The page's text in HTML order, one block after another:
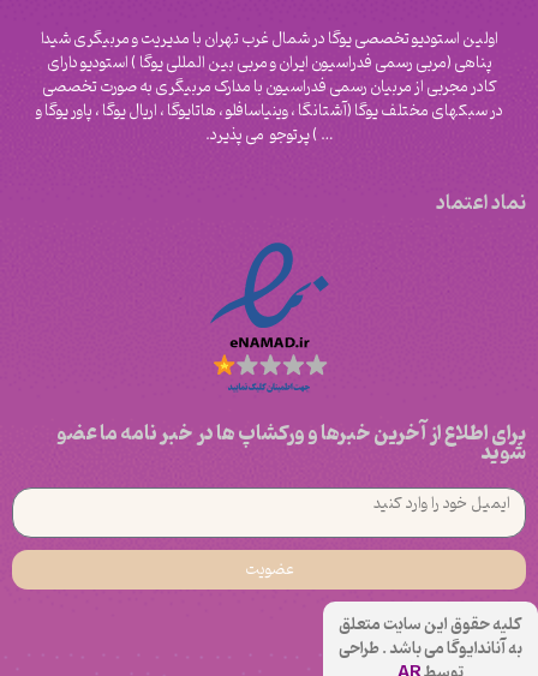
اولین استودیو تخصصی یوگا در شمال غرب تهران با مدیریت و مربیگری شیدا
پناهی (مربی رسمی فدراسیون ایران و مربی بین المللی یوگا ) استودیو دارای
کادر مجربی از مربیان رسمی فدراسیون با مدارک مربیگری به صورت تخصصی
در سبکهای مختلف یوگا (آشتانگا ، وینیاسافلو ، هاتایوگا ، اریال یوگا ، پاور یوگا و
‌… ) پرتوجو می پذیرد.
نماد اعتماد
برای اطلاع از آخرین خبرها و ورکشاپ ها در خبر نامه ما عضو
شوید
عضویت
کلیه حقوق این سایت متعلق
به آناندایوگا می باشد . طراحی